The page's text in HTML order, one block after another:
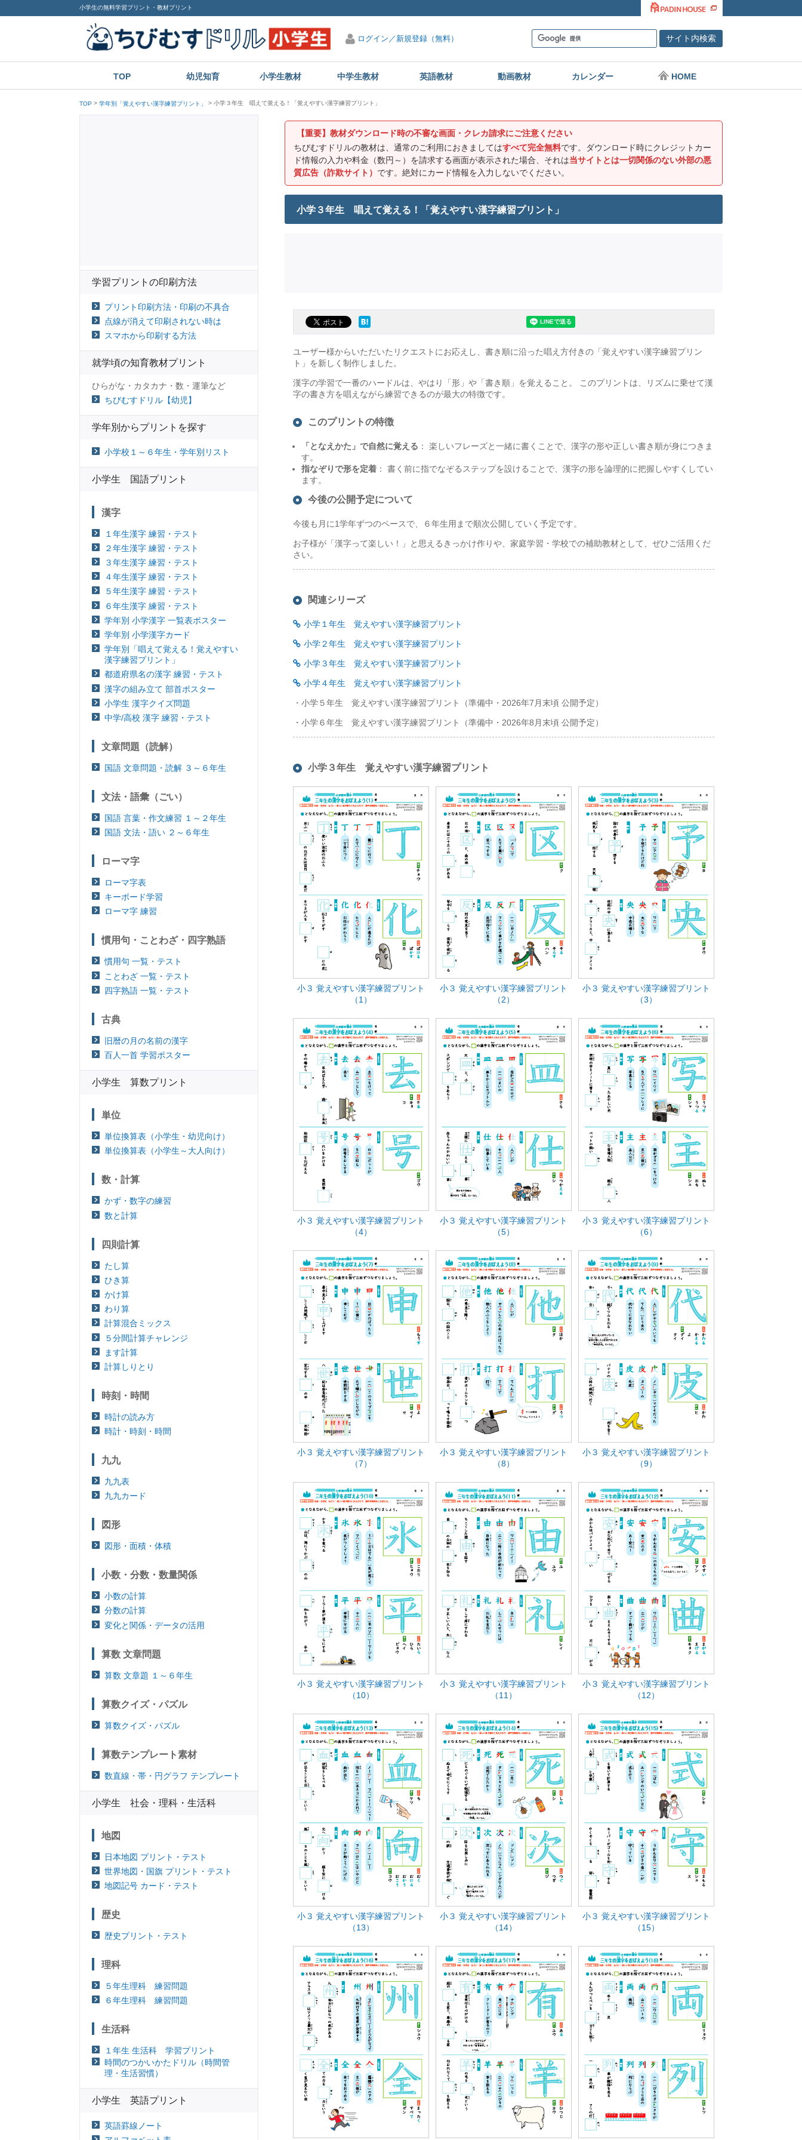
小学生の無料学習プリント・教材プリント
ログイン／新規登録（無料）
TOP 幼児知育 小学生教材 中学生教材 英語教材 動画教材 カレンダー HOME
TOP 学年別「覚えやすい漢字練習プリント」 小学３年生 唱えて覚える！「覚えやすい漢字練習プリント」
【重要】教材ダウンロード時の不審な画面・クレカ請求にご注意ください
ちびむすドリルの教材は、通常のご利用におきましてはすべて完全無料です。ダウンロード時にクレジットカー
ド情報の入力や料金（数円～）を請求する画面が表示された場合、それは当サイトとは一切関係のない外部の悪
質広告（詐欺サイト） です。絶対にカード情報を入力しないでください。
小学３年生 唱えて覚える！「覚えやすい漢字練習プリント」
ユーザー様からいただいたリクエストにお応えし、書き順に沿った唱え方付きの「覚えやすい漢字練習プリン
ト」を新しく制作しました。
漢字の学習で一番のハードルは、やはり「形」や「書き順」を覚えること。 このプリントは、リズムに乗せて漢
字の書き方を唱えながら練習できるのが最大の特徴です。
このプリントの特徴
「となえかた」で自然に覚える ： 楽しいフレーズと一緒に書くことで、漢字の形や正しい書き順が身につきま
す。
指なぞりで形を定着 ： 書く前に指でなぞるステップを設けることで、漢字の形を論理的に把握しやすくしてい
ます。
今後の公開予定について
今後も月に1学年ずつのペースで、６年生用まで順次公開していく予定です。
お子様が「漢字って楽しい！」と思えるきっかけ作りや、家庭学習・学校での補助教材として、ぜひご活用くだ
さい。
関連シリーズ
小学１年生 覚えやすい漢字練習プリント
小学２年生 覚えやすい漢字練習プリント
小学３年生 覚えやすい漢字練習プリント
小学４年生 覚えやすい漢字練習プリント
・小学５年生 覚えやすい漢字練習プリント（準備中・2026年7月末頃 公開予定）
・小学６年生 覚えやすい漢字練習プリント（準備中・2026年8月末頃 公開予定）
小学３年生 覚えやすい漢字練習プリント
小３ 覚えやすい漢字練習プリント
（1）
小３ 覚えやすい漢字練習プリント
（2）
小３ 覚えやすい漢字練習プリント
（3）
小３ 覚えやすい漢字練習プリント
（4）
小３ 覚えやすい漢字練習プリント
（5）
小３ 覚えやすい漢字練習プリント
（6）
小３ 覚えやすい漢字練習プリント
（7）
小３ 覚えやすい漢字練習プリント
（8）
小３ 覚えやすい漢字練習プリント
（9）
小３ 覚えやすい漢字練習プリント
（10）
小３ 覚えやすい漢字練習プリント
（11）
小３ 覚えやすい漢字練習プリント
（12）
小３ 覚えやすい漢字練習プリント
（13）
小３ 覚えやすい漢字練習プリント
（14）
小３ 覚えやすい漢字練習プリント
（15）
学習プリントの印刷方法
プリント印刷方法・印刷の不具合
点線が消えて印刷されない時は
スマホから印刷する方法
就学頃の知育教材プリント
ひらがな・カタカナ・数・運筆など
ちびむすドリル【幼児】
学年別からプリントを探す
小学校１～６年生・学年別リスト
小学生 国語プリント
漢字
１年生漢字 練習・テスト
２年生漢字 練習・テスト
３年生漢字 練習・テスト
４年生漢字 練習・テスト
５年生漢字 練習・テスト
６年生漢字 練習・テスト
学年別 小学漢字 一覧表ポスター
学年別 小学漢字カード
学年別「唱えて覚える！覚えやすい
漢字練習プリント」
都道府県名の漢字 練習・テスト
漢字の組み立て 部首ポスター
小学生 漢字クイズ問題
中学/高校 漢字 練習・テスト
文章問題（読解）
国語 文章問題・読解 ３～６年生
文法・語彙（ごい）
国語 言葉・作文練習 １～２年生
国語 文法・語い ２～６年生
ローマ字
ローマ字表
キーボード学習
ローマ字 練習
慣用句・ことわざ・四字熟語
慣用句 一覧・テスト
ことわざ 一覧・テスト
四字熟語 一覧・テスト
古典
旧暦の月の名前の漢字
百人一首 学習ポスター
小学生 算数プリント
単位
単位換算表（小学生・幼児向け）
単位換算表（小学生～大人向け）
数・計算
かず・数字の練習
数と計算
四則計算
たし算
ひき算
かけ算
わり算
計算混合ミックス
５分間計算チャレンジ
ます計算
計算しりとり
時刻・時間
時計の読み方
時計・時刻・時間
九九
九九表
九九カード
図形
図形・面積・体積
小数・分数・数量関係
小数の計算
分数の計算
変化と関係・データの活用
算数 文章問題
算数 文章題 １～６年生
算数クイズ・パズル
算数クイズ・パズル
算数テンプレート素材
数直線・帯・円グラフ テンプレート
小学生 社会・理科・生活科
地図
日本地図 プリント・テスト
世界地図・国旗 プリント・テスト
地図記号 カード・テスト
歴史
歴史プリント・テスト
理科
５年生理科 練習問題
６年生理科 練習問題
生活科
１年生 生活科 学習プリント
時間のつかいかたドリル（時間管
理・生活習慣）
小学生 英語プリント
英語罫線ノート